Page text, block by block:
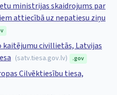
ministrijas skaidrojums par
attiecībā uz nepatiesu ziņu
kaitējumu civillietās, Latvijas
(satv.tiesa.gov.lv) .gov
Cilvēktiesību tiesa,